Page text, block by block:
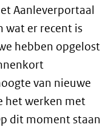
Aanleverportaal
wat er recent is
hebben opgelost
van nieuwe
het werken met
dit moment staan